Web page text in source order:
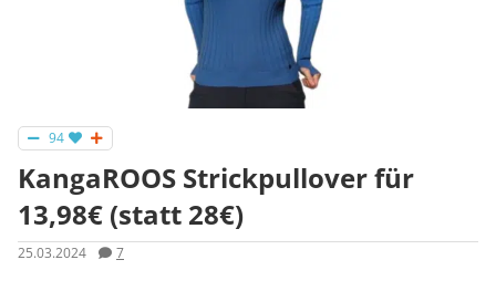
94
KangaROOS Strickpullover für
13,98€ (statt 28€)
25.03.2024 7